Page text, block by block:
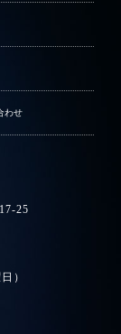
わせ
25
）